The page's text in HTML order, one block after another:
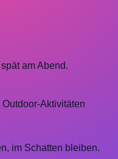
am Abend.
Aktivitäten
im Schatten bleiben.